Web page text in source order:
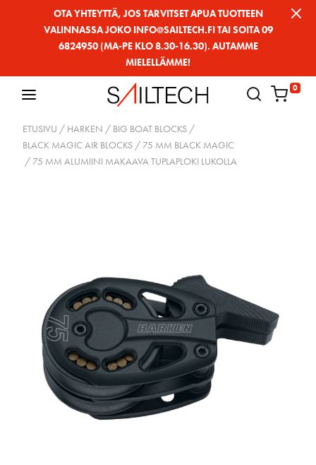
OTA YHTEYTTÄ, JOS TARVITSET APUA TUOTTEEN
VALINNASSA JOKO INFO@SAILTECH.FI TAI SOITA 09
6824950 (MA-PE KLO 8.30-16.30). AUTAMME
MIELELLÄMME!
0
ETUSIVU / HARKEN / BIG BOAT BLOCKS /
BLACK MAGIC AIR BLOCKS / 75 MM BLACK MAGIC
/ 75 MM ALUMIINI MAKAAVA TUPLAPLOKI LUKOLLA